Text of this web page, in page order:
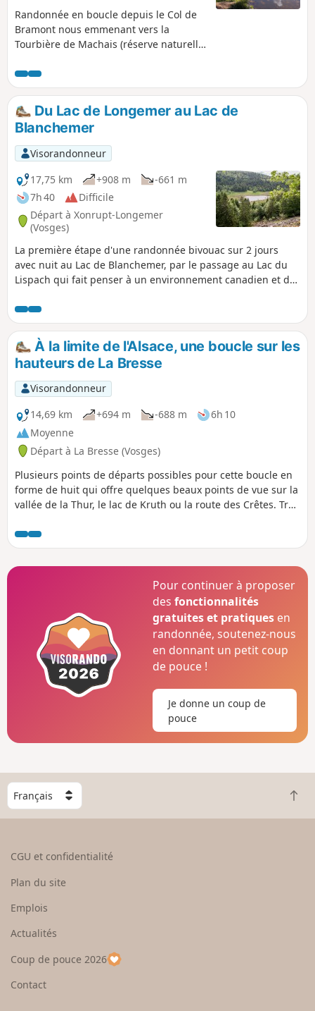
Randonnée en boucle depuis le Col de
Bramont nous emmenant vers la
Tourbière de Machais (réserve naturelle
Blanchemer, avec des tourbières
flottantes au sein d'un ancien cirque
glaciaire. Le retour se fait par le Chemin
du Grand Bougre, le Valsche et la Ronde
Tête, où l'on profitera d'une belle vue
plongeante sur la Tourbière de Machais
(à défaut de pouvoir s'en approcher)
puis sur le Lac de Kruth-Wildenstein. La
randonnée se déroule principalement
en forêt, et est idéale par forte chaleur.
Du Lac de Longemer au Lac de
Blanchemer
Visorandonneur
17,75 km
+908 m
-661 m
7h 40
Difficile
Départ à Xonrupt-Longemer
(Vosges)
La première étape d'une randonnée bivouac sur 2 jours
avec nuit au Lac de Blanchemer, par le passage au Lac du
Lispach qui fait penser à un environnement canadien et de
pourraient résumer cette première étape.
À la limite de l'Alsace, une boucle sur les
hauteurs de La Bresse
Visorandonneur
14,69 km
+694 m -688 m
6h 10
Moyenne
Départ à La Bresse (Vosges)
Plusieurs points de départs possibles pour cette boucle en
forme de huit qui offre quelques beaux points de vue sur la
vallée de la Thur, le lac de Kruth ou la route des Crêtes. Très
granitiques sur ce parcours à la fois agréable, ombragé et
sportif, dans les forêts vosgiennes aux essences variées ou
sur les chaumes d'altitude.
Pour continuer à proposer
desfonctionnalités
gratuites et pratiques en
randonnée, soutenez-nous
en donnant un petit coup
de pouce !
Je donne un coup de
pouce
C
h
o
e
u
p
a
R
e
CGU et confidentialité
Plan du site
Emplois
Actualités
Coup de pouce 2026
Contact